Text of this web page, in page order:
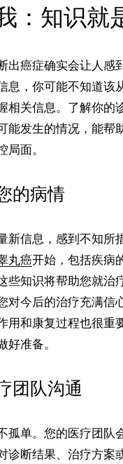
：知识就
出癌症确实会让人感
息，你可能不知道该
相关信息。了解你的
能发生的情况，能帮
局面。
的病情
新信息，感到不知所
丸癌开始，包括疾病
些知识将帮助您就治
对今后的治疗充满信
用和康复过程也很重
好准备。
团队沟通
孤单。您的医疗团队
诊断结果、治疗方案